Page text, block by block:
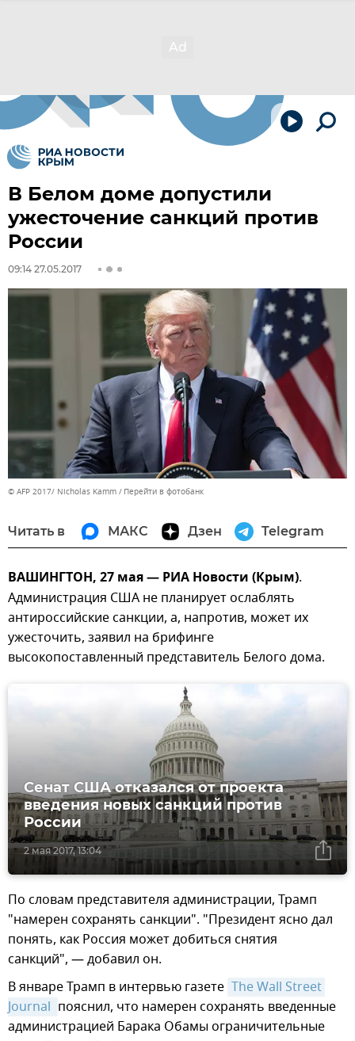
В Белом доме допустили
ужесточение санкций против
России
09:14 27.05.2017
© AFP 2017/ Nicholas Kamm Перейти в фотобанк
Читать в МАКС Дзен Telegram
ВАШИНГТОН, 27 мая — РИА Новости (Крым).
Администрация США не планирует ослаблять
антироссийские санкции, а, напротив, может их
ужесточить, заявил на брифинге
высокопоставленный представитель Белого дома.
2 мая 2017, 13:04
Сенат США отказался от проекта
введения новых санкций против
России
По словам представителя администрации, Трамп
"намерен сохранять санкции". "Президент ясно дал
понять, как Россия может добиться снятия
санкций", — добавил он.
В январе Трамп в интервью газете The Wall Street
Journal пояснил, что намерен сохранять введенные
администрацией Барака Обамы ограничительные